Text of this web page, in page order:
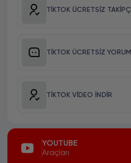
TIKTOK ÜCRETSIZ TAKIPÇI
TIKTOK ÜCRETSIZ YORUM
TIKTOK VIDEO İNDIR
YOUTUBE
Araçları